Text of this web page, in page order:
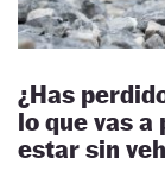
¿Has
lo que vas a
estar sin